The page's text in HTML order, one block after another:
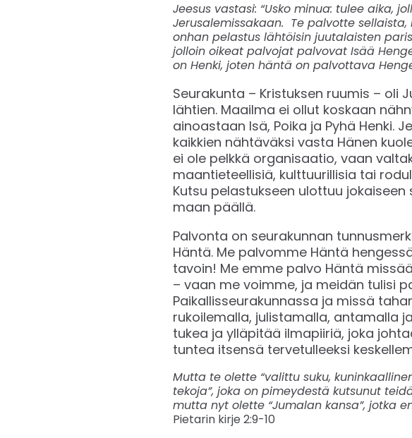
Jeesus vastasi: “Usko minua: tulee aika,
Jerusalemissakaan. Te palvotte
onhan pelastus lähtöisin juutalaisten
jolloin oikeat palvojat palvovat Isää
on Henki, joten häntä on palvottava
Seurakunta – Kristuksen ruumis –
lähtien. Maailma ei ollut koskaan
ainoastaan Isä, Poika ja Pyhä Henki.
kaikkien nähtäväksi vasta Hänen
ei ole pelkkä organisaatio, vaan
maantieteellisiä, kulttuurillisia tai
Kutsu pelastukseen ulottuu
maan päällä.
Palvonta on seurakunnan
Häntä. Me palvomme Häntä
tavoin! Me emme palvo Häntä
– vaan me voimme, ja meidän tulisi
Paikallisseurakunnassa ja missä
rukoilemalla, julistamalla, antamalla
tukea ja ylläpitää ilmapiiriä, joka
tuntea itsensä tervetulleeksi
Mutta te olette “valittu suku,
tekoja”, joka on pimeydestä kutsunut
mutta nyt olette “Jumalan kansa”, jotka
Pietarin kirje 2:9-10